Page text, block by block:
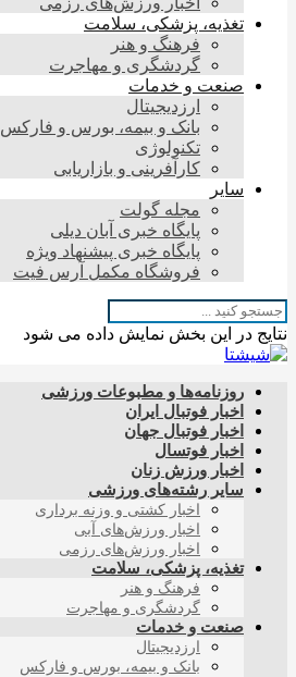
تغذیه، پزشکی، سلامت
فرهنگ و هنر
گردشگری و مهاجرت
صنعت و خدمات
ارزدیجیتال
بانک و بیمه، بورس و فارکس
تکنولوژی
کارآفرینی و بازاریابی
سایر
مجله گولت
پایگاه خبری آبان دیلی
پایگاه خبری پیشنهاد ویژه
فروشگاه مکمل آرس فیت
نتایج در این بخش نمایش داده می شود
روزنامه‌ها و مطبوعات ورزشی
اخبار فوتبال ایران
اخبار فوتبال جهان
اخبار فوتسال
اخبار ورزش زنان
سایر رشته‌های ورزشی
اخبار کشتی و وزنه برداری
اخبار ورزش‌های آبی
اخبار ورزش‌های رزمی
تغذیه، پزشکی، سلامت
فرهنگ و هنر
گردشگری و مهاجرت
صنعت و خدمات
ارزدیجیتال
بانک و بیمه، بورس و فارکس